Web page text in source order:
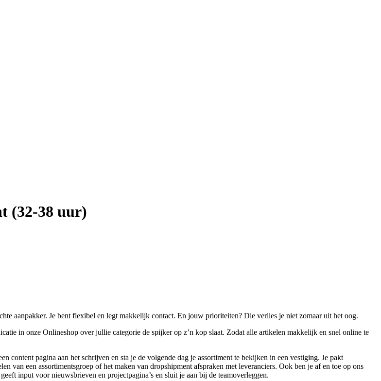
(32-38 uur)
aanpakker. Je bent flexibel en legt makkelijk contact. En jouw prioriteiten? Die verlies je niet zomaar uit het oog.
in onze Onlineshop over jullie categorie de spijker op z’n kop slaat. Zodat alle artikelen makkelijk en snel online te
content pagina aan het schrijven en sta je de volgende dag je assortiment te bekijken in een vestiging. Je pakt
van een assortimentsgroep of het maken van dropshipment afspraken met leveranciers. Ook ben je af en toe op ons
input voor nieuwsbrieven en projectpagina’s en sluit je aan bij de teamoverleggen.